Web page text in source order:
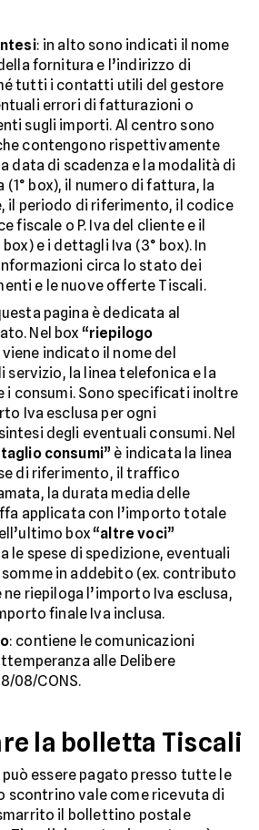
: in alto sono indicati il nome
fornitura e l’indirizzo di
tutti i contatti utili del gestore
errori di fatturazioni o
sugli importi. Al centro sono
contengono rispettivamente
data di scadenza e la modalità di
box), il numero di fattura, la
il periodo di riferimento, il codice
fiscale o P. Iva del cliente e il
e i dettagli Iva (3° box). In
circa lo stato dei
e le nuove offerte Tiscali.
pagina è dedicata al
Nel box “riepilogo
viene indicato il nome del
la linea telefonica e la
i consumi. Sono specificati inoltre
Iva esclusa per ogni
degli eventuali consumi. Nel
consumi” è indicata la linea
di riferimento, il traffico
la durata media delle
applicata con l’importo totale
box “altre voci”
le spese di spedizione, eventuali
in addebito (ex. contributo
riepiloga l’importo Iva esclusa,
finale Iva inclusa.
: contiene le comunicazioni
alle Delibere
08/CONS.
la bolletta Tiscali
essere pagato presso tutte le
scontrino vale come ricevuta di
il bollettino postale